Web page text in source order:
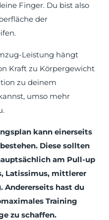
Finger. Du bist also
der
Leistung hängt
Kraft zu Körpergewicht
zu deinem
umso mehr
kann einerseits
Diese sollten
am Pull-up
Latissimus, mittlerer
Andererseits hast du
Training
zu schaffen.